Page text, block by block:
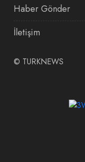
Haber Gönder
İletişim
© TURKNEWS